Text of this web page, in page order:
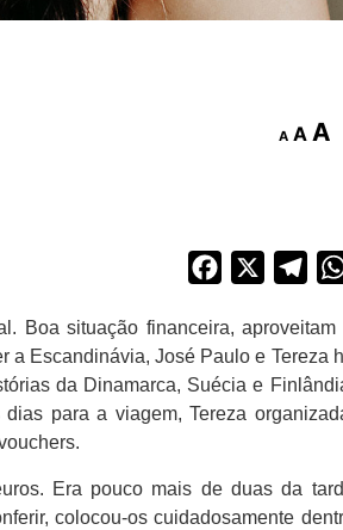
A A A
Facebook
Boa situação financeira, aproveitam
a Escandinávia, José Paulo e Tereza
da Dinamarca, Suécia e
para a viagem, Tereza
Era pouco mais de duas da
colocou-os cuidadosamente